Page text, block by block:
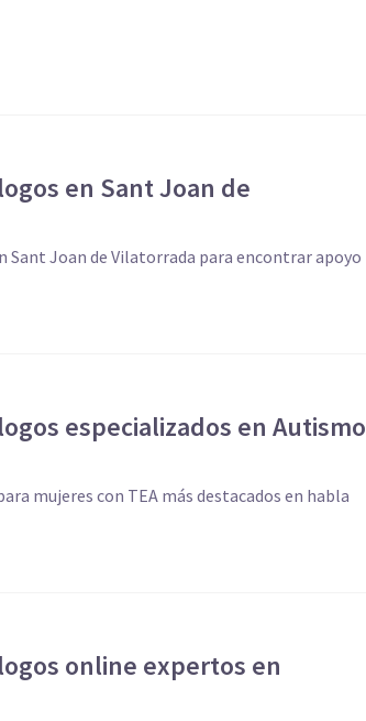
en Sant Joan de
Sant Joan de Vilatorrada para encontrar apoyo
especializados en Autismo
mujeres con TEA más destacados en habla
online expertos en